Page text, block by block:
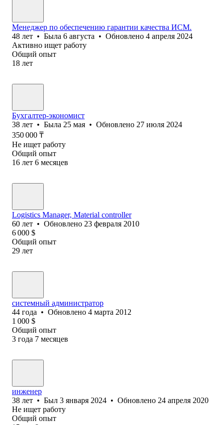
Менеджер по обеспечению гарантии качества ИСМ.
48 лет • Была 6 августа • Обновлено 4 апреля 2024
Активно ищет работу
Общий опыт
18 лет
Бухгалтер-экономист
38 лет • Была 25 мая • Обновлено 27 июля 2024
350 000 ₸
Не ищет работу
Общий опыт
16 лет 6 месяцев
Logistics Manager, Material controller
60 лет • Обновлено 23 февраля 2010
6 000 $
Общий опыт
29 лет
системный администратор
44 года • Обновлено 4 марта 2012
1 000 $
Общий опыт
3 года 7 месяцев
инженер
38 лет • Был 3 января 2024 • Обновлено 24 апреля 2020
Не ищет работу
Общий опыт